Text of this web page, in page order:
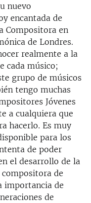
nuevo
encantada de
Compositora en
de Londres.
realmente a la
cada músico;
grupo de músicos
tengo muchas
Jóvenes
a cualquiera que
hacerlo. Es muy
para los
de poder
el desarrollo de la
de
importancia de
de